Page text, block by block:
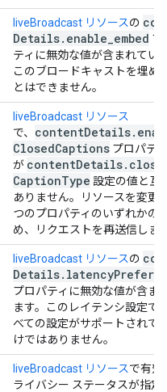
liveBroadcast リソースの
Details. enable embed プ
ティに無効な値が含まれてい
このブロードキャストを埋め
とはできません。
liveBroadcast リソース
で、 contentDetails.
ClosedCaptions プロパテ
が contentDetails.
CaptionType 設定の値と互
ありません。リソースを変更
つのプロパティのいずれかの
め、リクエストを再送信しま
liveBroadcast リソースの
Details. latency
プロパティに無効な値が含ま
ます。このレイテンシ設定で
べての設定がサポートされて
けではありません。
liveBroadcast リソースで有効
ライバシー ステータスが指定